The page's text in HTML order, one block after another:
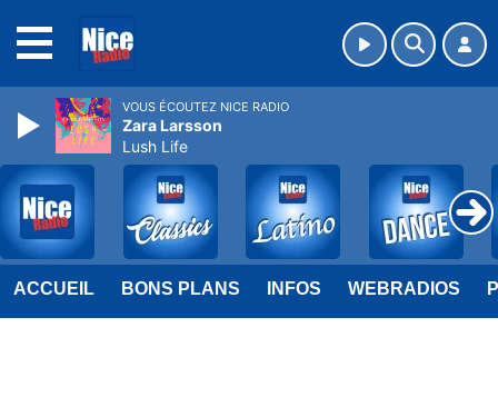
ACCUEIL BONS PLANS INFOS WEBRADIOS
VOUS ÉCOUTEZ NICE RADIO
Zara Larsson
Lush Life